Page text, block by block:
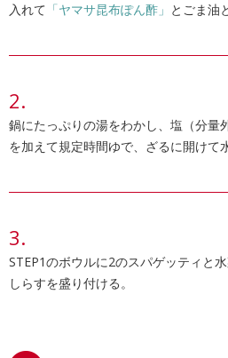
入れて 「ヤマサ昆布ぽん酢」 とごま油
鍋にたっぷりの湯をわかし、塩（分量
を加えて規定時間ゆで、ざるに開けて
STEP1のボウルに2のスパゲッティと
しらすを盛り付ける。